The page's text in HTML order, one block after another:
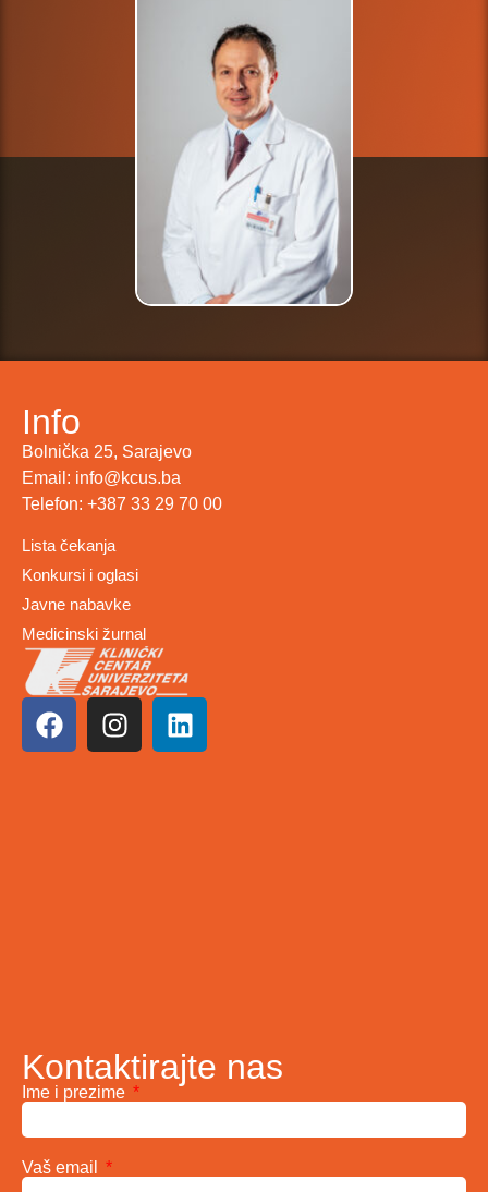
Info
Bolnička 25, Sarajevo
Email: info@kcus.ba
Telefon: +387 33 29 70 00
Lista čekanja
Konkursi i oglasi
Javne nabavke
Medicinski žurnal
Kontaktirajte nas
Ime i prezime
Vaš email